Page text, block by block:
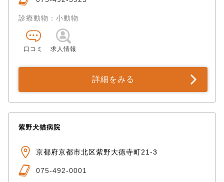
診療動物：小動物
口コミ 求人情報
詳細をみる
紫野犬猫病院
京都府京都市北区紫野大徳寺町21-3
075-492-0001